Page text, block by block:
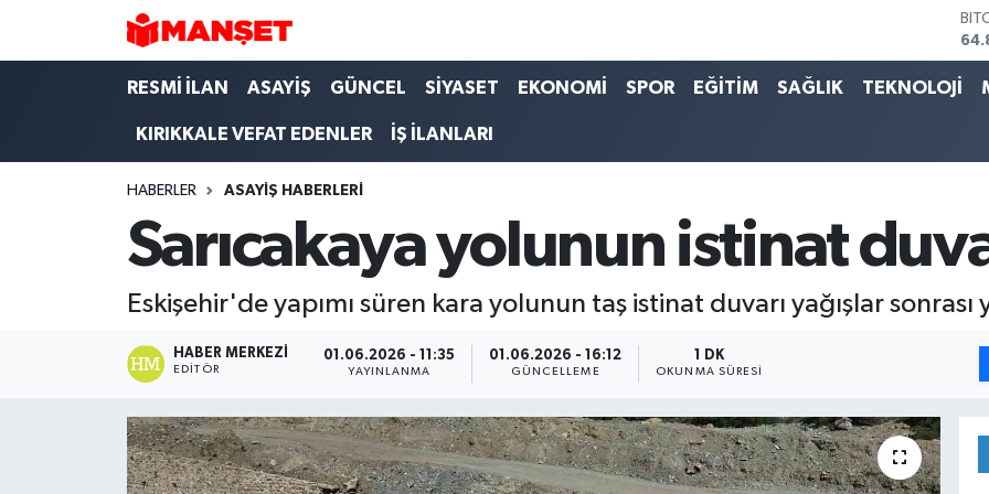
RESMİ İLAN ASAYİŞ GÜNCEL SİYASET EKONOMİ SPOR EĞİTİM SAĞLIK TEKNOLOJİ
KIRIKKALE VEFAT EDENLER İŞ İLANLARI
HABERLER ASAYİŞ HABERLERİ
Sarıcakaya yolunun istinat
Eskişehir'de yapımı süren kara yolunun taş istinat duvarı yağışlar sonrası
HABER MERKEZI
EDITÖR
01.06.2026 - 11:35
YAYINLANMA
01.06.2026 - 16:12
GÜNCELLEME
1 DK
OKUNMA SÜRESI
Hava Durumu
Trafik Durumu
Süper Lig Puan Durumu ve Fikstür
Tüm Manşetler
Son Dakika Haberleri
Haber Arşivi